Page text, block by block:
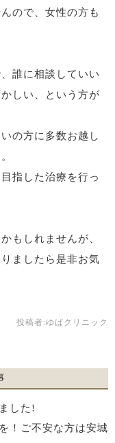
ので、女性の方も
誰に相談していい
しい、という方が
の方に多数お越し
指した治療を行っ
もしれませんが、
ましたら是非お気
投稿者: ゆばクリニック
した!
！ご不安な方は安城